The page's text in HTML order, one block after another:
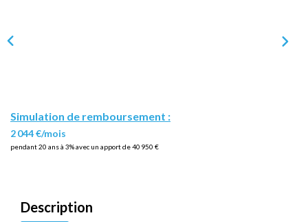
Simulation de remboursement :
2 044 €/mois
pendant 20 ans à 3% avec un apport de 40 950 €
Description